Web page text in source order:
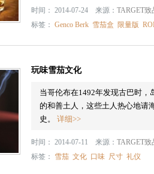
时间： 2014-07-24 来源： TARGET致
标签： Genco Berk 雪茄盒 限量版
玩味雪茄文化
当哥伦布在1492年发现古巴时
的和善土人，这些土人热心地请
史。 详细>>
时间： 2014-07-11 来源： TARGET致
标签： 雪茄 文化 口味 尺寸 礼仪